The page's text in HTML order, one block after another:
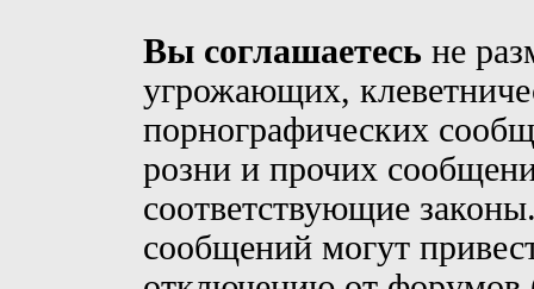
Вы соглашаетесь не
угрожающих,
порнографических
розни и прочих
соответствующие
сообщений могут